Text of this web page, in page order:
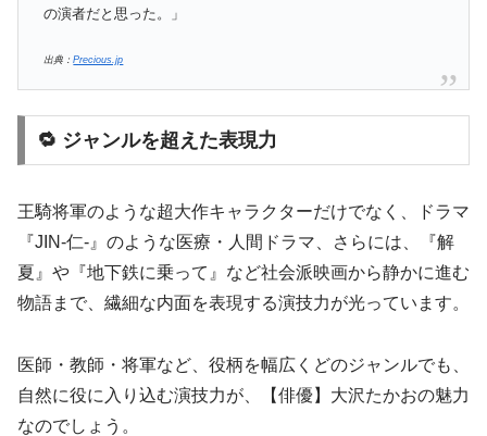
の演者だと思った。」
出典：Precious.jp
🔁 ジャンルを超えた表現力
王騎将軍のような超大作キャラクターだけでなく、ドラマ
『JIN‐仁‐』のような医療・人間ドラマ、さらには、『解
夏』や『地下鉄に乗って』など社会派映画から静かに進む
物語まで、繊細な内面を表現する演技力が光っています。
医師・教師・将軍など、役柄を幅広くどのジャンルでも、
自然に役に入り込む演技力が、【俳優】大沢たかおの魅力
なのでしょう。